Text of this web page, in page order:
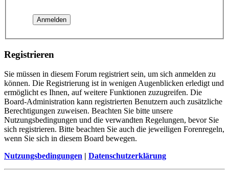
Registrieren
Sie müssen in diesem Forum registriert sein, um sich anmelden zu
können. Die Registrierung ist in wenigen Augenblicken erledigt und
ermöglicht es Ihnen, auf weitere Funktionen zuzugreifen. Die
Board-Administration kann registrierten Benutzern auch zusätzliche
Berechtigungen zuweisen. Beachten Sie bitte unsere
Nutzungsbedingungen und die verwandten Regelungen, bevor Sie
sich registrieren. Bitte beachten Sie auch die jeweiligen Forenregeln,
wenn Sie sich in diesem Board bewegen.
Nutzungsbedingungen | Datenschutzerklärung